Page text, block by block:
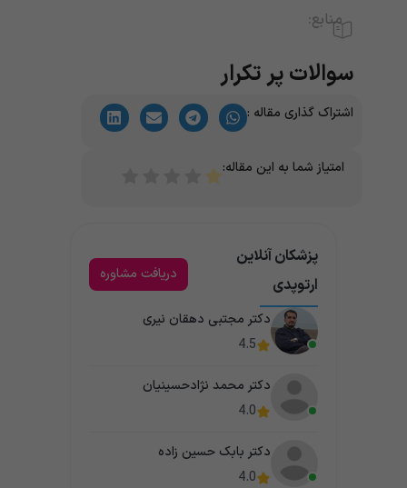
منابع:
سوالات پر تکرار
اشتراک گذاری مقاله :
امتیاز شما به این مقاله:
پزشکان آنلاین
ارتوپدی
دریافت مشاوره
دکتر مجتبی دهقان نیری
4.5
دکتر محمد نژادحسینیان
4.0
دکتر بابک حسین زاده
4.0